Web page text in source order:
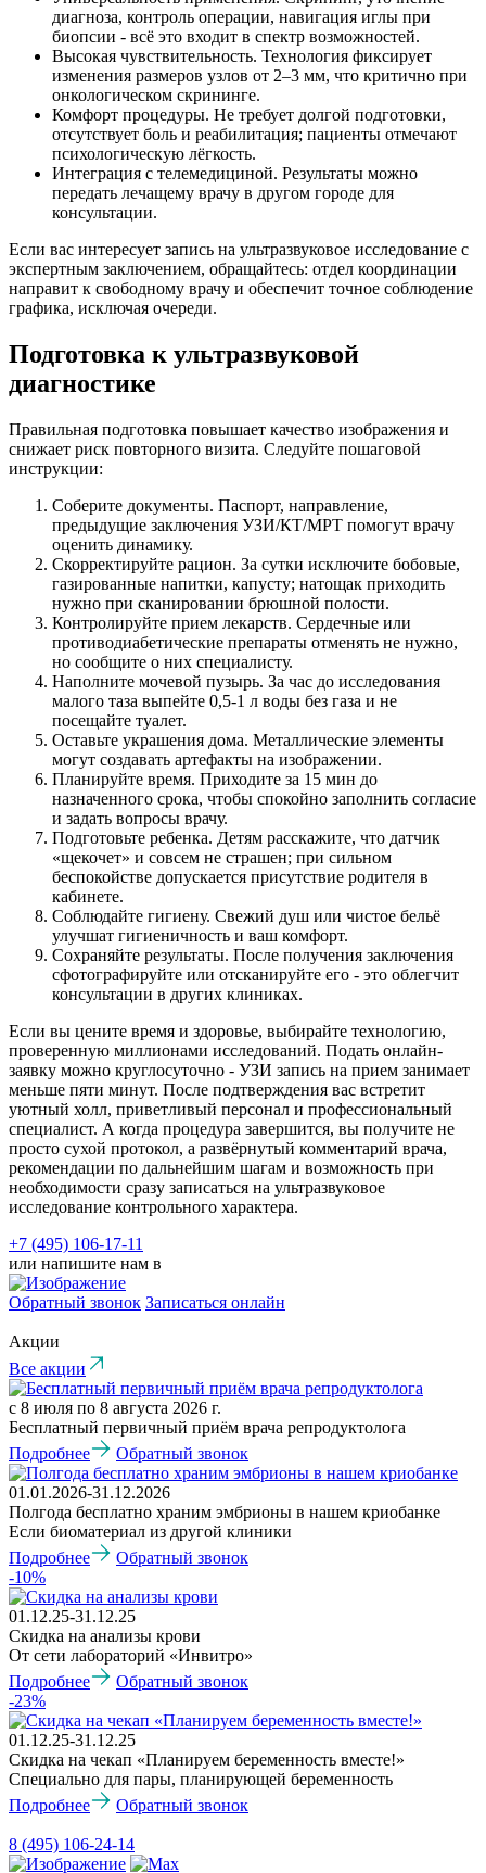
диагноза, контроль операции, навигация иглы при
биопсии - всё это входит в спектр возможностей.
Высокая чувствительность. Технология фиксирует
изменения размеров узлов от 2–3 мм, что критично при
онкологическом скрининге.
Комфорт процедуры. Не требует долгой подготовки,
отсутствует боль и реабилитация; пациенты отмечают
психологическую лёгкость.
Интеграция с телемедициной. Результаты можно
передать лечащему врачу в другом городе для
консультации.
Если вас интересует запись на ультразвуковое исследование с
экспертным заключением, обращайтесь: отдел координации
направит к свободному врачу и обеспечит точное соблюдение
графика, исключая очереди.
Подготовка к ультразвуковой
диагностике
Правильная подготовка повышает качество изображения и
снижает риск повторного визита. Следуйте пошаговой
инструкции:
Соберите документы. Паспорт, направление,
предыдущие заключения УЗИ/КТ/МРТ помогут врачу
оценить динамику.
Скорректируйте рацион. За сутки исключите бобовые,
газированные напитки, капусту; натощак приходить
нужно при сканировании брюшной полости.
Контролируйте прием лекарств. Сердечные или
противодиабетические препараты отменять не нужно,
но сообщите о них специалисту.
Наполните мочевой пузырь. За час до исследования
малого таза выпейте 0,5-1 л воды без газа и не
посещайте туалет.
Оставьте украшения дома. Металлические элементы
могут создавать артефакты на изображении.
Планируйте время. Приходите за 15 мин до
назначенного срока, чтобы спокойно заполнить согласие
и задать вопросы врачу.
Подготовьте ребенка. Детям расскажите, что датчик
«щекочет» и совсем не страшен; при сильном
беспокойстве допускается присутствие родителя в
кабинете.
Соблюдайте гигиену. Свежий душ или чистое бельё
улучшат гигиеничность и ваш комфорт.
Сохраняйте результаты. После получения заключения
сфотографируйте или отсканируйте его - это облегчит
консультации в других клиниках.
Если вы цените время и здоровье, выбирайте технологию,
проверенную миллионами исследований. Подать онлайн-
заявку можно круглосуточно - УЗИ запись на прием занимает
меньше пяти минут. После подтверждения вас встретит
уютный холл, приветливый персонал и профессиональный
специалист. А когда процедура завершится, вы получите не
просто сухой протокол, а развёрнутый комментарий врача,
рекомендации по дальнейшим шагам и возможность при
необходимости сразу записаться на ультразвуковое
исследование контрольного характера.
+7 (495) 106-17-11
или напишите нам в
Обратный звонок Записаться онлайн
Акции
Все акции
с 8 июля по 8 августа 2026 г.
Бесплатный первичный приём врача репродуктолога
Подробнее
Обратный звонок
01.01.2026-31.12.2026
Полгода бесплатно храним эмбрионы в нашем криобанке
Если биоматериал из другой клиники
Подробнее
Обратный звонок
-10%
01.12.25-31.12.25
Скидка на анализы крови
От сети лабораторий «Инвитро»
Подробнее
Обратный звонок
-23%
01.12.25-31.12.25
Скидка на чекап «Планируем беременность вместе!»
Специально для пары, планирующей беременность
Подробнее
Обратный звонок
8 (495) 106-24-14